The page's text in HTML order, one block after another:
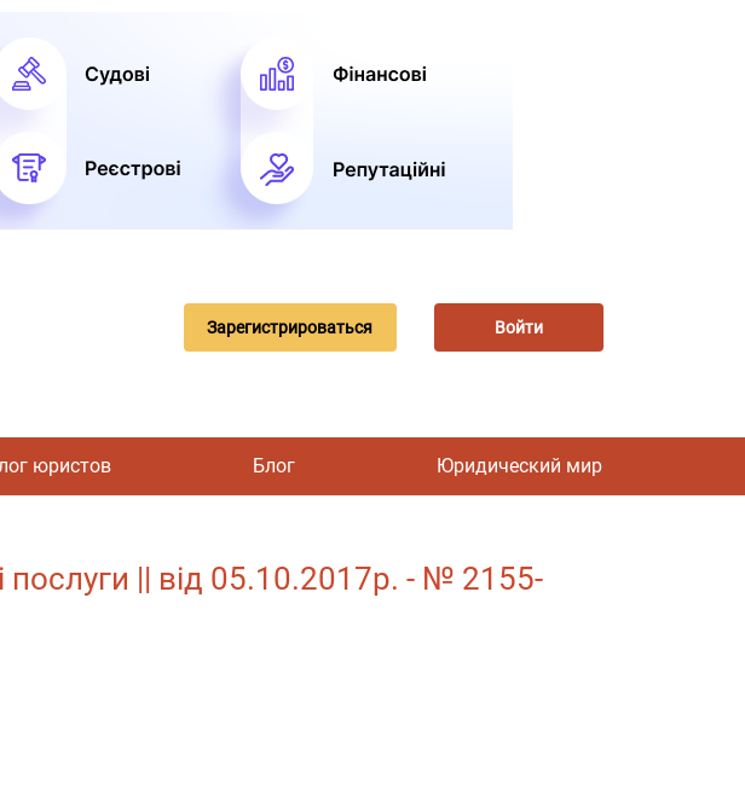
Зарегистрироваться Войти
юристов Блог Юридический мир
послуги || від 05.10.2017р. - № 2155-